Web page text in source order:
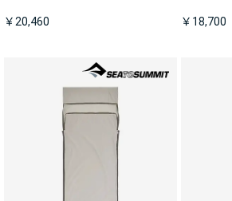
￥20,460 ￥18,700